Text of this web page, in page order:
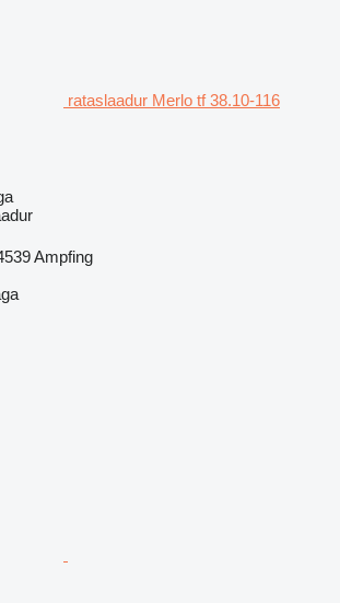
rataslaadur Merlo tf 38.10-116
Ampfing